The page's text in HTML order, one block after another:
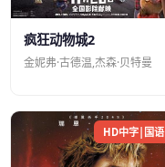
疯狂动物城2
金妮弗·古德温,杰森·贝特曼
HD中字|国语